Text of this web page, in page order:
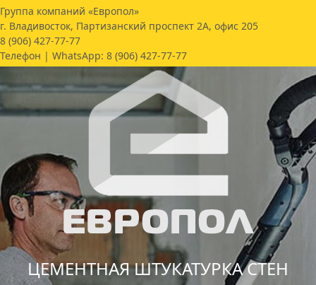
Группа компаний «Европол»
г. Владивосток, Партизанский проспект 2А, офис 205
8 (906) 427-77-77
Телефон | WhatsApp: 8 (906) 427-77-77
ЦЕМЕНТНАЯ ШТУКАТУРКА СТЕН